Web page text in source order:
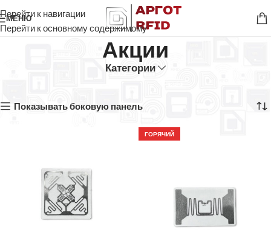
Перейти к навигации
Перейти к основному содержимому
МЕНЮ
Акции
Категории
Показывать боковую панель
ГОРЯЧИЙ